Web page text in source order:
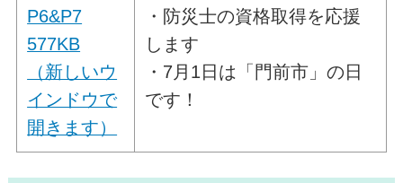
P6&P7
577KB
（新しいウ
インドウで
開きます）
・防災士の資格取得を応援
します
・7月1日は「門前市」の日
です！